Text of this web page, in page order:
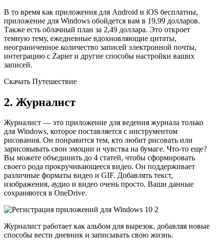
В то время как приложения для Android и iOS бесплатны,
приложение для Windows обойдется вам в 19,99 долларов.
Также есть облачный план за 2,49 доллара. Это откроет
темную тему, ежедневные вдохновляющие цитаты,
неограниченное количество записей электронной почты,
интеграцию с Zapier и другие способы настройки ваших
записей.
Скачать Путешествие
2. Журналист
Журналист — это приложение для ведения журнала только
для Windows, которое поставляется с инструментом
рисования. Он понравится тем, кто любит рисовать или
зарисовывать свои эмоции и чувства на бумаге. Что-то еще?
Вы можете объединить до 4 статей, чтобы сформировать
своего рода прокручивающееся видео. Он поддерживает
различные форматы видео и GIF. Добавлять текст,
изображения, аудио и видео очень просто. Ваши данные
сохраняются в OneDrive.
Журналист работает как альбом для вырезок, добавляя новые
способы вести дневник и записывать свою жизнь.